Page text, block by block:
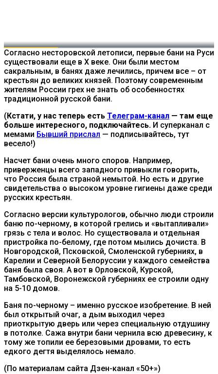
Согласно несторовской летописи, первые бани на Руси
существовали еще в X веке. Они были местом
сакральным, в банях даже лечились, причем все – от
крестьян до великих князей. Поэтому современным
жителям России грех не знать об особенностях
традиционной русской бани.
(Кстати, у нас теперь есть Телеграм-канал — там еще
больше интересного, подключайтесь. И суперканал с
мемами Бывший прислал — подписывайтесь, тут
весело!)
Насчет бани очень много споров. Например,
приверженцы всего западного привыкли говорить,
что Россия была страной немытой. Но есть и другие
свидетельства о высоком уровне гигиены даже среди
русских крестьян.
Согласно версии культурологов, обычно люди строили
баню по-черному, в которой грелись и «вытапливали»
грязь с тела и волос. Но существовала и отдельная
пристройка по-белому, где потом мылись дочиста. В
Новгородской, Псковской, Смоленской губерниях, в
Карелии и Северной Белоруссии у каждого семейства
баня была своя. А вот в Орловской, Курской,
Тамбовской, Воронежской губерниях ее строили одну
на 5-10 домов.
Баня по-черному – именно русское изобретение. В ней
был открытый очаг, а дым выходил через
приоткрытую дверь или через специальную отдушину
в потолке. Сажа внутри бани чернила всю древесину, к
тому же топили ее березовыми дровами, то есть
едкого дегтя выделялось немало.
(По материалам сайта Дзен-канал «50+»)